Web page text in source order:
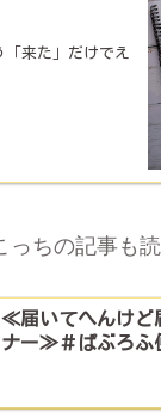
来た」だけでえ
っちの記事も
≪届いてへんけど
ナー≫＃ぱぶろふ